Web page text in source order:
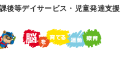
後等デイサービス・児童発達支援